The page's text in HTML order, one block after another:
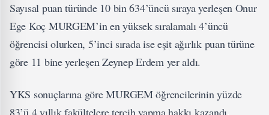
Sayısal puan türünde 10 bin 634’üncü sıraya yerleşen Onur
Ege Koç MURGEM’in en yüksek sıralamalı 4’üncü
öğrencisi olurken, 5’inci sırada ise eşit ağırlık puan türüne
göre 11 bine yerleşen Zeynep Erdem yer aldı.
YKS sonuçlarına göre MURGEM öğrencilerinin yüzde
83’ü 4 yıllık fakültelere tercih yapma hakkı kazandı.